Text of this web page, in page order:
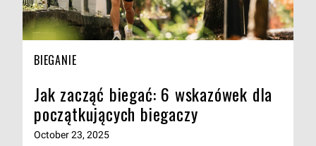
BIEGANIE
Jak zacząć biegać: 6 wskazówek dla
początkujących biegaczy
October 23, 2025